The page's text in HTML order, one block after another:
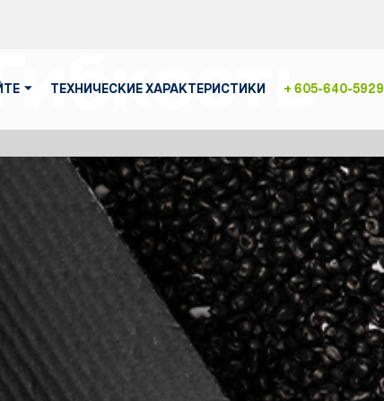
ТЕХНИЧЕСКИЕ ХАРАКТЕРИСТИКИ + 605-640-5929